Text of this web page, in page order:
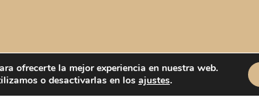
ofrecerte la mejor experiencia en nuestra web.
o desactivarlas en los ajustes.